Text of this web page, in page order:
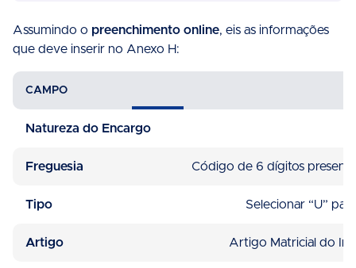
Assumindo o preenchimento online, eis as informações
que deve inserir no Anexo H:
CAMPO
Natureza do Encargo
Freguesia Código de 6 dígitos
Tipo Selecionar “U”
Artigo Artigo Matricial do